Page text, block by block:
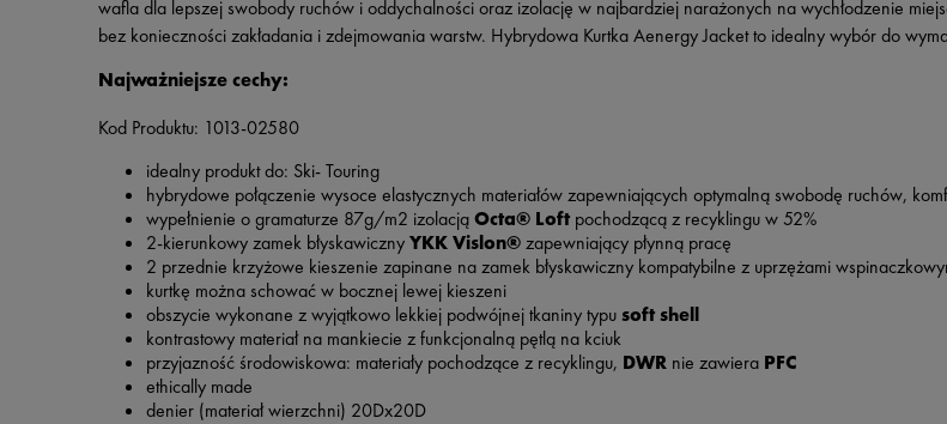
wafla dla lepszej swobody ruchów i oddychalności oraz izolację w najbardziej narażonych na wychłodzenie
bez konieczności zakładania i zdejmowania warstw. Hybrydowa Kurtka Aenergy Jacket to idealny wybór do
Najważniejsze cechy:
Kod Produktu: 1013-02580
idealny produkt do: Ski- Touring
hybrydowe połączenie wysoce elastycznych materiałów zapewniających optymalną swobodę ruchów,
wypełnienie o gramaturze 87g/m2 izolacjąOcta® Loft pochodzącą z recyklingu w 52%
2-kierunkowy zamek błyskawicznyYKK Vislon®zapewniający płynną pracę
2 przednie krzyżowe kieszenie zapinane na zamek błyskawiczny kompatybilne z uprzężami
kurtkę można schować w bocznej lewej kieszeni
obszycie wykonane z wyjątkowo lekkiej podwójnej tkaniny typusoft shell
kontrastowy materiał na mankiecie z funkcjonalną pętlą na kciuk
przyjazność środowiskowa: materiały pochodzące z recyklingu, DWR nie zawiera PFC
ethically made
denier (materiał wierzchni) 20Dx20D